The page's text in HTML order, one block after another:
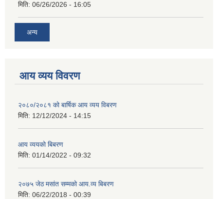
मिति: 06/26/2026 - 16:05
अन्य
आय व्यय विवरण
२०८०/२०८१ को बार्षिक आय व्यय विबरण
मिति: 12/12/2024 - 14:15
आय व्ययको बिबरण
मिति: 01/14/2022 - 09:32
२०७५ जेठ मसांत सम्मको आय.व्य बिबरण
मिति: 06/22/2018 - 00:39